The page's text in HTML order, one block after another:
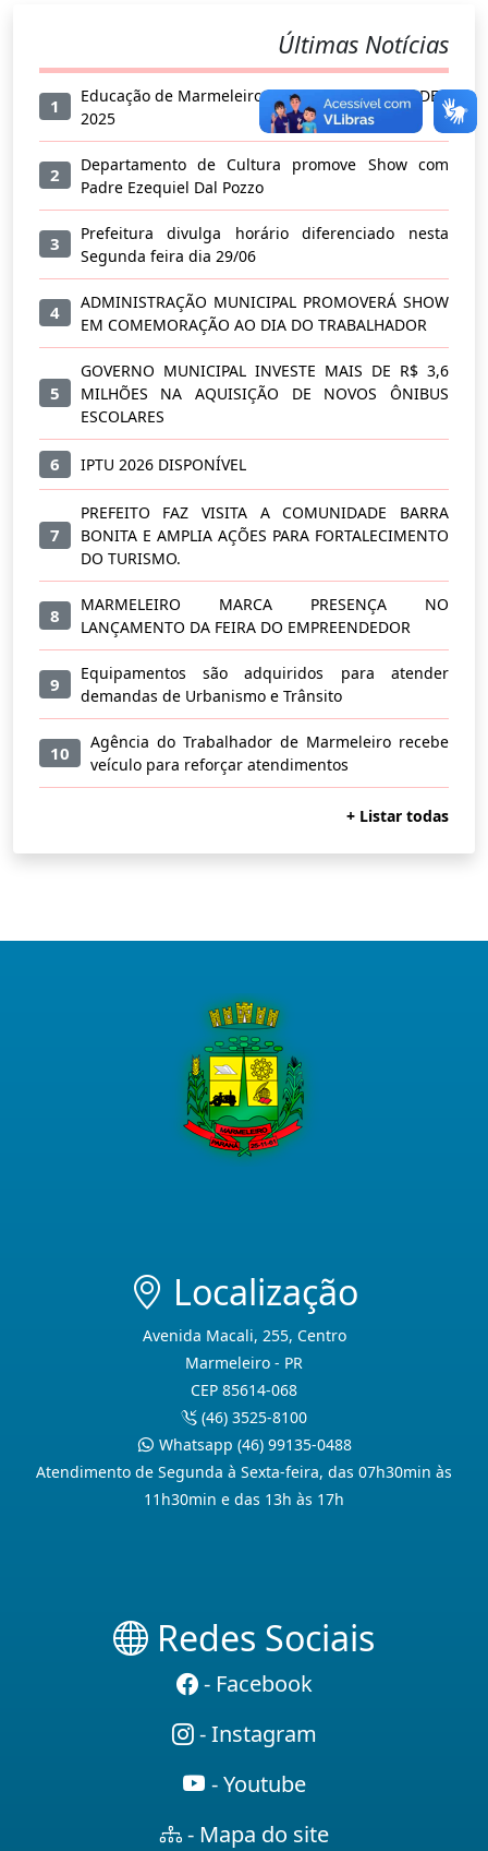
Últimas Notícias
1
Educação de Marmeleiro alcança nota 7,5 no IDEB
2025
2
Departamento de Cultura promove Show com
Padre Ezequiel Dal Pozzo
3
Prefeitura divulga horário diferenciado nesta
Segunda feira dia 29/06
4
ADMINISTRAÇÃO MUNICIPAL PROMOVERÁ SHOW
EM COMEMORAÇÃO AO DIA DO TRABALHADOR
5
GOVERNO MUNICIPAL INVESTE MAIS DE R$ 3,6
MILHÕES NA AQUISIÇÃO DE NOVOS ÔNIBUS
ESCOLARES
6 IPTU 2026 DISPONÍVEL
7
PREFEITO FAZ VISITA A COMUNIDADE BARRA
BONITA E AMPLIA AÇÕES PARA FORTALECIMENTO
DO TURISMO.
8
MARMELEIRO MARCA PRESENÇA NO
LANÇAMENTO DA FEIRA DO EMPREENDEDOR
9
Equipamentos são adquiridos para atender
demandas de Urbanismo e Trânsito
10
Agência do Trabalhador de Marmeleiro recebe
veículo para reforçar atendimentos
+ Listar todas
Localização
Avenida Macali, 255, Centro
Marmeleiro - PR
CEP 85614-068
(46) 3525-8100
Whatsapp (46) 99135-0488
Atendimento de Segunda à Sexta-feira, das 07h30min às
11h30min e das 13h às 17h
Redes Sociais
- Facebook
- Instagram
- Youtube
- Mapa do site